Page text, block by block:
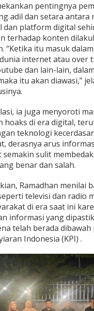
pentingnya
adil dan setara antara
dan platform digital
terhadap konten
“Ketika itu masuk
internet atau over
dan lain-lain,
itu akan diawasi,”
ia juga menyoroti
hoaks di era digital,
teknologi
derasnya arus
semakin sulit
benar dan salah.
Ramadhan menilai
televisi dan radio
di era saat ini
informasi yang
telah berada dibawah
Indonesia (KPI) .